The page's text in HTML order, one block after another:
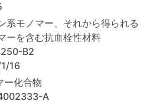
系モノマー、それから得られる
ーを含む抗血栓性材料
B2
16
ー化合物
A